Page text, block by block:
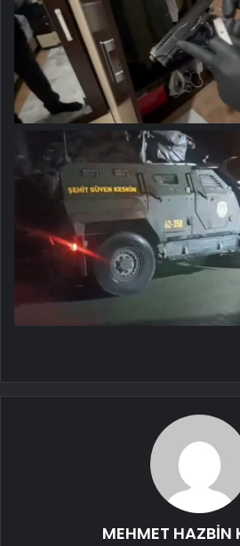
MEHMET HAZBİN